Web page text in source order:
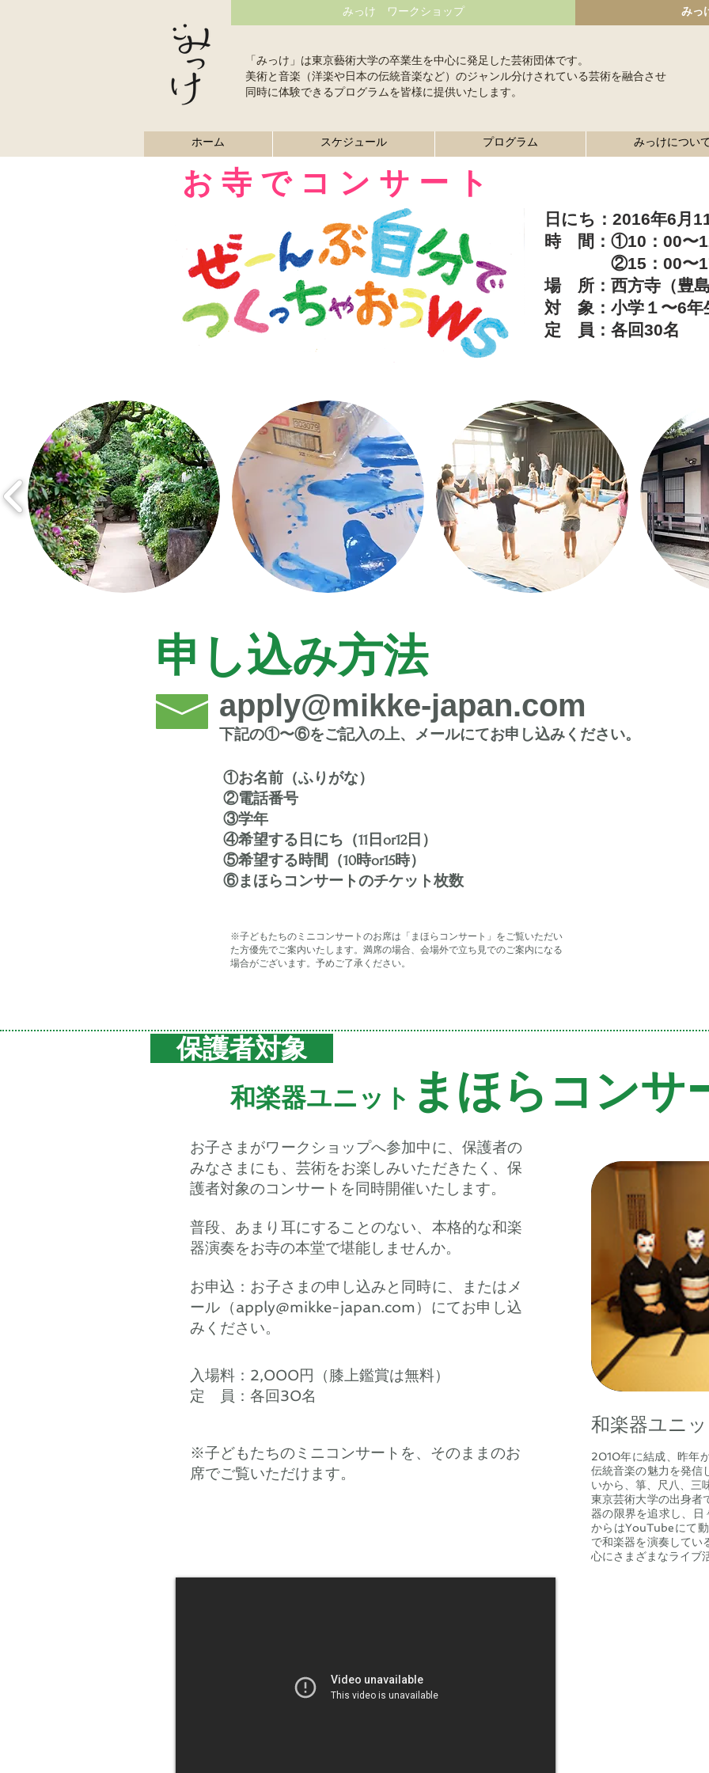
みっけ ワークショップ みっ
「みっけ」は東京藝術大学の卒業生を中心に発足した芸術団体です。
美術と音楽（洋楽や日本の伝統音楽など）のジャンル分けされている芸術を融合させ
同時に体験できるプログラムを皆様に提供いたします。
ホーム スケジュール プログラム みっけについ
お 寺 で コ ン サ ー ト
日にち：2016年6月
時 間：①10：00〜
②15：00〜17
場 所：西方寺（豊
対 象：小学１〜6年
​定 員：各回30名
​申し込み方法
apply@mikke-japan.com
​下記の①〜⑥をご記入の上、メールにてお申し込みください。
①お名前（ふりがな）
②電話番号
③学年
④希望する日にち（11日or12日）
​⑤希望する時間（10時or15時）
⑥まほらコンサートのチケット枚数
※子どもたちのミニコンサートのお席は「まほらコンサート」をご覧いただい
た方優先でご案内いたします。満席の場合、会場外で立ち見でのご案内になる
場合がございます。予めご了承ください。
和楽器ユニット まほらコンサ
​ 保護者対象
お子さまがワークショップへ参加中に、保護者の
みなさまにも、芸術をお楽しみいただきたく、保
護者対象のコンサートを同時開催いたします。
普段、あまり耳にすることのない、本格的な和楽
器演奏をお寺の本堂で堪能しませんか。
​お申込：お子さまの申し込みと同時に、またはメ
ール（apply@mikke-japan.com）にてお申し込
みください。
入場料：2,000円（膝上鑑賞は無料）
定 員：各回30名
※子どもたちのミニコンサートを、そのままのお
席でご覧いただけます。
和楽器ユニ
2010年に結成、昨年
伝統音楽の魅力を発信
いから、箏、尺八、三
東京芸術大学の出身者
器の限界を追求し、
からはYouTubeにて
で和楽器を演奏してい
心にさまざまなライブ